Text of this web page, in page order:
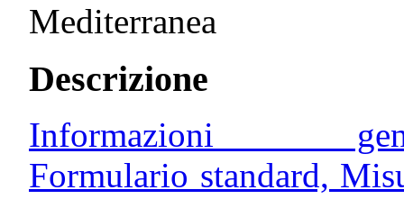
Mediterranea
Descrizione
Informazioni
Formulario standard,